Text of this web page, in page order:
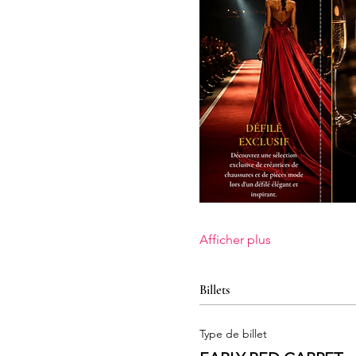
Afficher plus
Billets
Type de billet